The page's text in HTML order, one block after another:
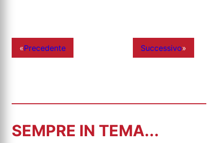
«Precedente Successivo»
SEMPRE IN TEMA...